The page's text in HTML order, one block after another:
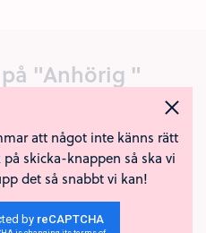
att något inte känns rätt
skicka-knappen så ska vi
det så snabbt vi kan!
"Anhörig "